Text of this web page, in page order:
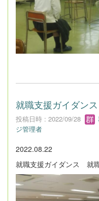
就職支援ガイダン
投稿日時 : 2022/09/28
ジ管理者
2022.08.22
就職支援ガイダンス 就